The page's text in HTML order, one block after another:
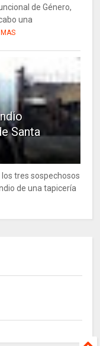
de Género,
una
MAS
Santa
tres sospechosos
de una tapicería